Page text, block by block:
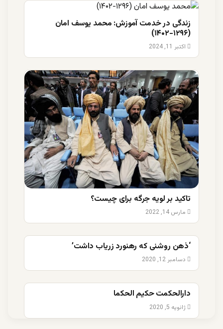
زندگی در خدمت آموزش: محمد یوسف امان
(۱۲۹۶-۱۴۰۲)
اکتبر 11, 2024
تاکید بر لویه جرگه برای چیست؟
مارس 14, 2022
‘ذهن روشنی که رهنورد زریاب داشت’
دسامبر 12, 2020
دارالحکمت حکیم الحکما
ژانویه 5, 2020